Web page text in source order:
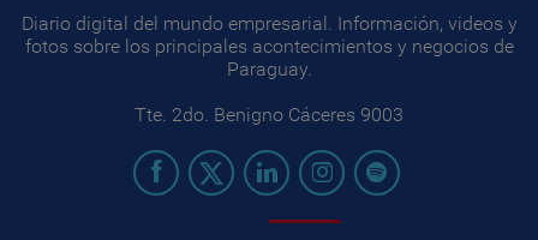
Diario digital del mundo empresarial. Información, videos y
fotos sobre los principales acontecimientos y negocios de
Paraguay.
Tte. 2do. Benigno Cáceres 9003